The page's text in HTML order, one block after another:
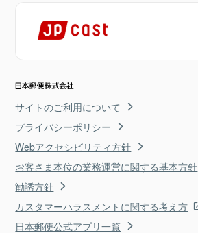
サイトのご利用について
プライバシーポリシー
Webアクセシビリティ方針
お客さま本位の業務運営に関する基本方針
勧誘方針
カスタマーハラスメントに関する考え方
日本郵便公式アプリ一覧